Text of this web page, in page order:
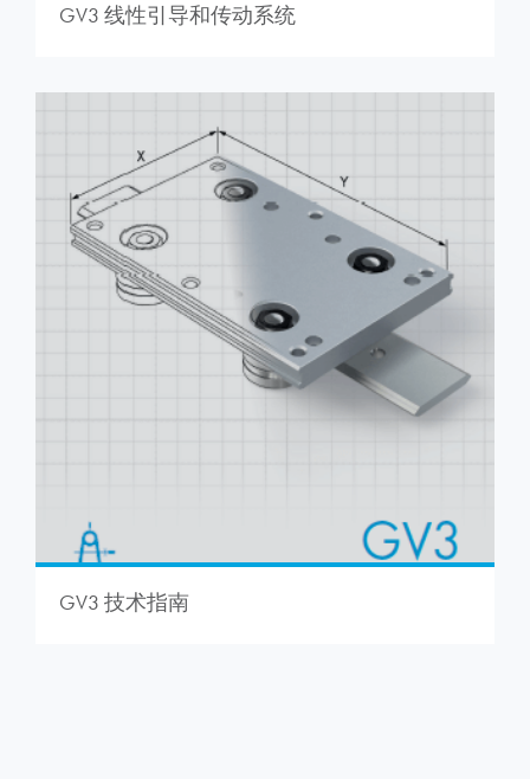
GV3 线性引导和传动系统
GV3 技术指南